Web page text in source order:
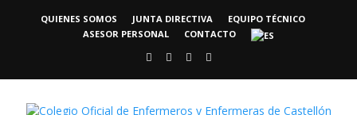
QUIENES SOMOS JUNTA DIRECTIVA
EQUIPO TÉCNICO
ASESOR PERSONAL
CONTACTO